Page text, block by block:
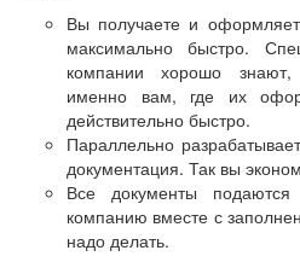
Вы получаете и
максимально быстро.
компании хорошо
именно вам, где их
действительно быстро.
Параллельно
документация. Так вы
Все документы
компанию вместе с
надо делать.